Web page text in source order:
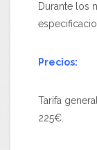
Durante los
Precios:
Tarifa
225€.